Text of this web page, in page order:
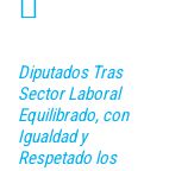
Diputados Tras
Sector Laboral
Equilibrado, con
Igualdad y
Respetado los